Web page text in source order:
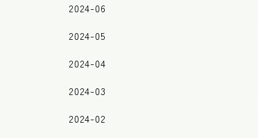
2024-06
2024-05
2024-04
2024-03
2024-02